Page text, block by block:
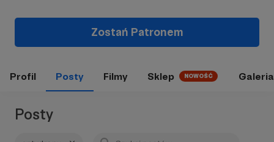
Zostań Patronem
Profil Posty Filmy Sklep NOWOŚĆ Galeria
Posty